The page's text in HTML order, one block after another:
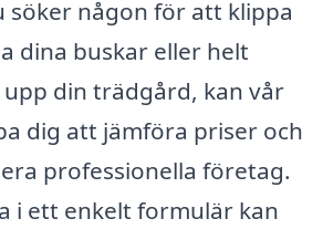
söker någon för att klippa
dina buskar eller helt
din trädgård, kan vår
dig att jämföra priser och
professionella företag.
i ett enkelt formulär kan